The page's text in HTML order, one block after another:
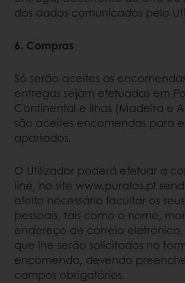
dos dados comunicados pelo
6. Compras
Só serão aceites as
entregas sejam efetuadas em
Continental e ilhas (Madeira e
são aceites encomendas para
apartados.
O Utilizador poderá efetuar a
line, no site www.puratos.pt
efeito necessário facultar os
pessoais, tais como o nome,
endereço de correio
que lhe serão solicitados no
encomenda, devendo
campos obrigatórios.